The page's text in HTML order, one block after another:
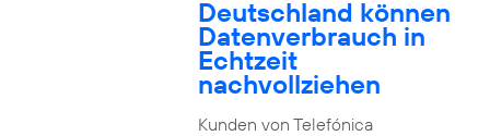
Deutschland können
Datenverbrauch in
Echtzeit
nachvollziehen
Kunden von Telefónica